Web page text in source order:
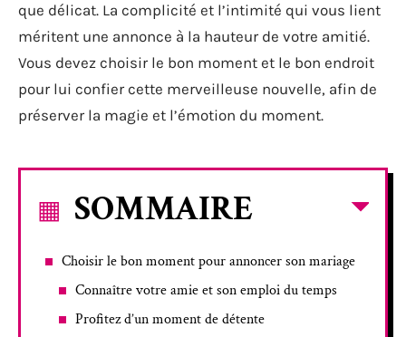
que délicat. La complicité et l’intimité qui vous lient
méritent une annonce à la hauteur de votre amitié.
Vous devez choisir le bon moment et le bon endroit
pour lui confier cette merveilleuse nouvelle, afin de
préserver la magie et l’émotion du moment.
SOMMAIRE
Choisir le bon moment pour annoncer son mariage
Connaître votre amie et son emploi du temps
Profitez d’un moment de détente